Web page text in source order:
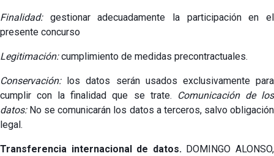
Finalidad:gestionar adecuadamente la participación en el
presente concurso
Legitimación:cumplimiento de medidas precontractuales.
Conservación:los datos serán usados exclusivamente para
cumplir con la finalidad que se trate.
Comunicación de los
datos: No se comunicarán los datos a terceros, salvo obligación
legal.
Transferencia internacional de datos. DOMINGO ALONSO,